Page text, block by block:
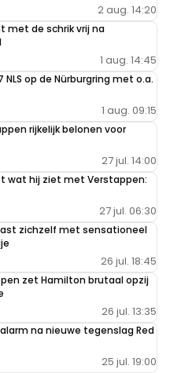
2 aug. 14:20
met de schrik vrij na
1 aug. 14:45
NLS op de Nürburgring met o.a.
1 aug. 09:15
rijkelijk belonen voor
27 jul. 14:00
wat hij ziet met Verstappen:
27 jul. 06:30
zichzelf met sensationeel
26 jul. 18:45
zet Hamilton brutaal opzij
26 jul. 13:35
na nieuwe tegenslag Red
25 jul. 19:00